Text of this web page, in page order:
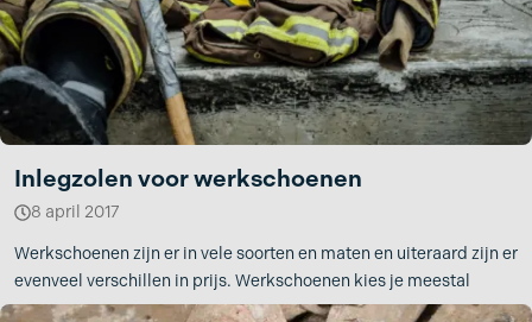
Inlegzolen voor werkschoenen
8 april 2017
Werkschoenen zijn er in vele soorten en maten en uiteraard zijn er
evenveel verschillen in prijs. Werkschoenen kies je meestal